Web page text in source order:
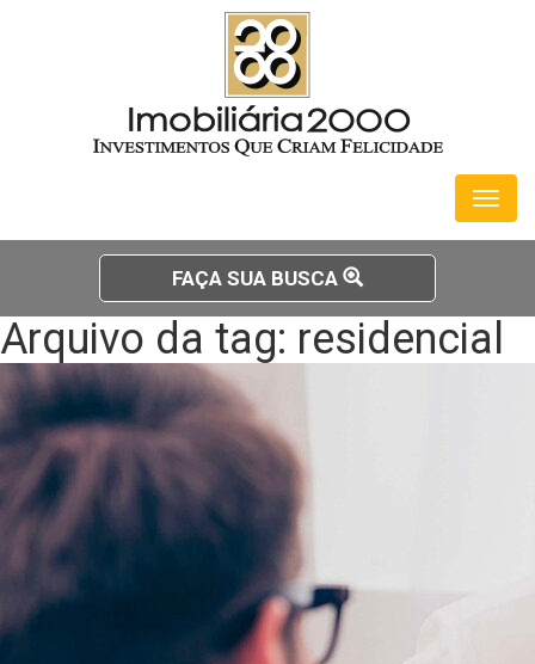
Toggle
FAÇA SUA BUSCA
Arquivo da tag: residencial